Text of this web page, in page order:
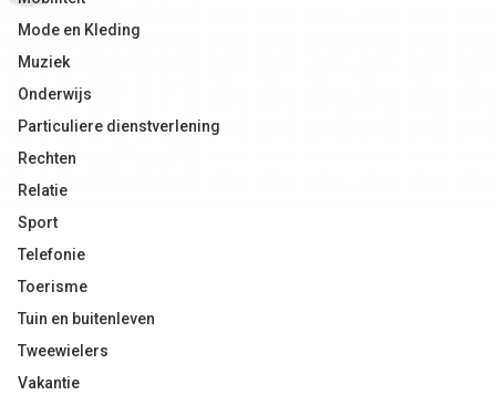
Mode en Kleding
Muziek
Onderwijs
Particuliere dienstverlening
Rechten
Relatie
Sport
Telefonie
Toerisme
Tuin en buitenleven
Tweewielers
Vakantie